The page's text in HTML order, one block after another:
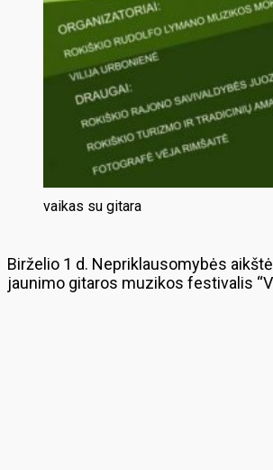
vaikas su gitara
Birželio 1 d. Nepriklausomybės
jaunimo gitaros muzikos festivalis